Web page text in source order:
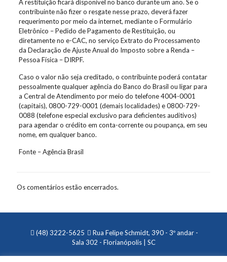
A restituição ficará disponível no banco durante um ano. Se o
contribuinte não fizer o resgate nesse prazo, deverá fazer
requerimento por meio da internet, mediante o Formulário
Eletrônico – Pedido de Pagamento de Restituição, ou
diretamente no e-CAC, no serviço Extrato do Processamento
da Declaração de Ajuste Anual do Imposto sobre a Renda –
Pessoa Física – DIRPF.
Caso o valor não seja creditado, o contribuinte poderá contatar
pessoalmente qualquer agência do Banco do Brasil ou ligar para
a Central de Atendimento por meio do telefone 4004-0001
(capitais), 0800-729-0001 (demais localidades) e 0800-729-
0088 (telefone especial exclusivo para deficientes auditivos)
para agendar o crédito em conta-corrente ou poupança, em seu
nome, em qualquer banco.
Fonte – Agência Brasil
Os comentários estão encerrados.
(48) 3222-5625
Rua Felipe Schmidt, 390 - 3º andar -
Sala 302 - Florianópolis | SC